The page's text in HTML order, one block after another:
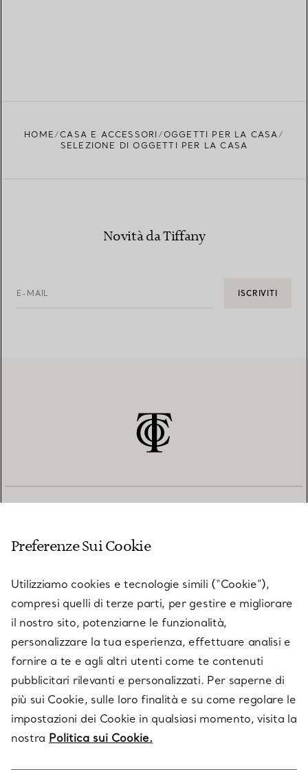
HOME CASA E ACCESSORI
OGGETTI PER LA CASA
SELEZIONE DI OGGETTI PER LA CASA
Novità da Tiffany
E-MAIL ISCRIVITI
SU TIFFANY & CO.
LEGALE
SEGUICI
Preferenze Sui Cookie
Utilizziamo cookies e tecnologie simili (“Cookie”),
compresi quelli di terze parti, per gestire e migliorare
il nostro sito, potenziarne le funzionalità,
personalizzare la tua esperienza, effettuare analisi e
fornire a te e agli altri utenti come te contenuti
pubblicitari rilevanti e personalizzati. Per saperne di
più sui Cookie, sulle loro finalità e su come regolare le
impostazioni dei Cookie in qualsiasi momento, visita la
nostra Politica sui Cookie.